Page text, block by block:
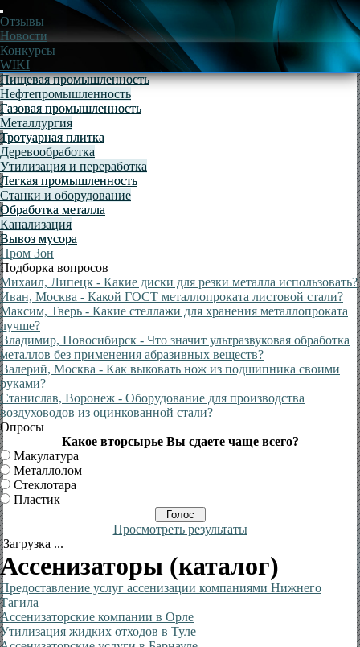
Отзывы
Новости
Конкурсы
WIKI
Пищевая промышленность
Нефтепромышленность
Газовая промышленность
Металлургия
Тротуарная плитка
Деревообработка
Утилизация и переработка
Легкая промышленность
Станки и оборудование
Обработка металла
Канализация
Вывоз мусора
Пищевая промышленность
Нефтепромышленность
Газовая промышленность
Металлургия
Тротуарная плитка
Деревообработка
Утилизация и переработка
Легкая промышленность
Станки и оборудование
Обработка металла
Канализация
Вывоз мусора
Пром Зон
Подборка вопросов
Михаил, Липецк - Какие диски для резки металла использовать?
Иван, Москва - Какой ГОСТ металлопроката листовой стали?
Максим, Тверь - Какие стеллажи для хранения металлопроката
лучше?
Владимир, Новосибирск - Что значит ультразвуковая обработка
металлов без применения абразивных веществ?
Валерий, Москва - Как выковать нож из подшипника своими
руками?
Станислав, Воронеж - Оборудование для производства
воздуховодов из оцинкованной стали?
Опросы
Какое вторсырье Вы сдаете чаще всего?
Макулатура
Металлолом
Стеклотара
Пластик
Просмотреть результаты
Загрузка ...
Ассенизаторы (каталог)
Предоставление услуг ассенизации компаниями Нижнего
Тагила
Ассенизаторские компании в Орле
Утилизация жидких отходов в Туле